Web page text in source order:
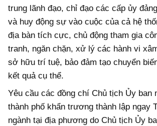
trung lãnh đạo, chỉ đạo các cấp ủy
và huy động sự vào cuộc của cả hệ
địa bàn tích cực, chủ động tham gia
tranh, ngăn chặn, xử lý các hành vi
sở hữu trí tuệ, bảo đảm tạo chuyển
kết quả cụ thể.
Yêu cầu các đồng chí Chủ tịch Ủy ban
thành phố khẩn trương thành lập ngay
ngành tại địa phương do Chủ tịch Ủy